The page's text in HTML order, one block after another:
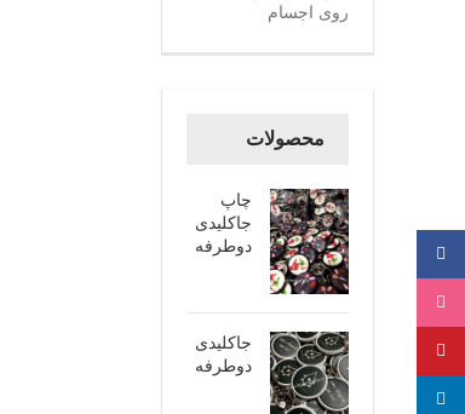
روی اجسام
محصولات
چاپ
جاکلیدی
دوطرفه
جاکلیدی
دوطرفه
فیسبوک
اینستاگرام
پینترست
لینکدین